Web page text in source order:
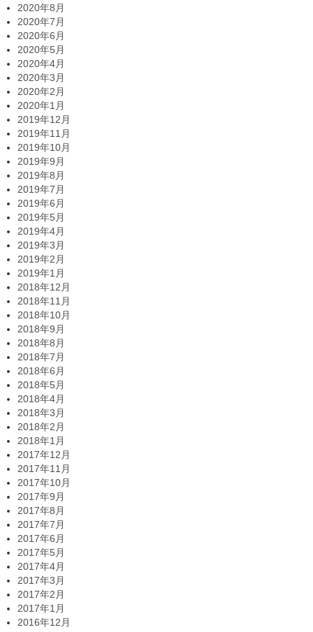
2020年8月
2020年7月
2020年6月
2020年5月
2020年4月
2020年3月
2020年2月
2020年1月
2019年12月
2019年11月
2019年10月
2019年9月
2019年8月
2019年7月
2019年6月
2019年5月
2019年4月
2019年3月
2019年2月
2019年1月
2018年12月
2018年11月
2018年10月
2018年9月
2018年8月
2018年7月
2018年6月
2018年5月
2018年4月
2018年3月
2018年2月
2018年1月
2017年12月
2017年11月
2017年10月
2017年9月
2017年8月
2017年7月
2017年6月
2017年5月
2017年4月
2017年3月
2017年2月
2017年1月
2016年12月